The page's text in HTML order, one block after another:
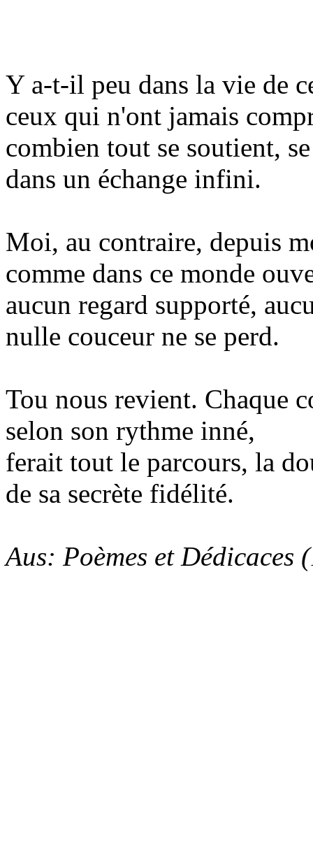
Y a-t-il peu dans la vie de
ceux qui n'ont jamais
combien tout se soutient,
dans un échange infini.
Moi, au contraire, depuis
comme dans ce monde
aucun regard supporté,
nulle couceur ne se perd.
Tou nous revient. Chaque
selon son rythme inné,
ferait tout le parcours, la
de sa secrète fidélité.
Aus: Poèmes et Dédicaces